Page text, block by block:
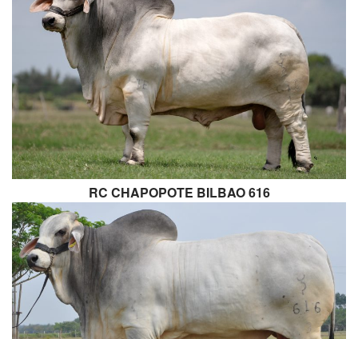
RC CHAPOPOTE BILBAO 616